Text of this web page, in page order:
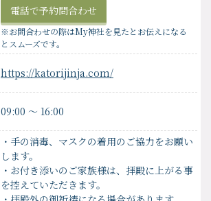
電話で予約問合わせ
※お問合わせの際はMy神社を見たとお伝えになる
とスムーズです。
https://katorijinja.com/
09:00 〜 16:00
・手の消毒、マスクの着用のご協力をお願い
します。
・お付き添いのご家族様は、拝殿に上がる事
を控えていただきます。